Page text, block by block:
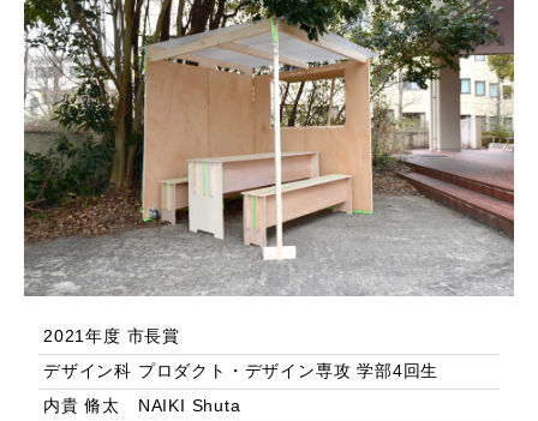
2021年度 市長賞
デザイン科 プロダクト・デザイン専攻 学部4回生
内貴 脩太 NAIKI Shuta